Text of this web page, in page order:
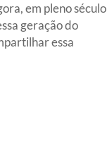
em pleno século
geração do
essa